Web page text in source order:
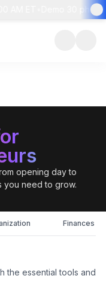
Demo 30 phút +
opening day to
you need to grow.
Finances
the essential tools and